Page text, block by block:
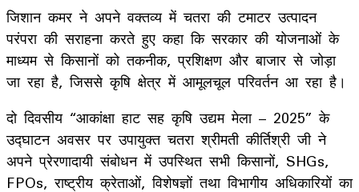
जिशान कमर ने अपने वक्तव्य में चतरा की टमाटर उत्पादन
परंपरा की सराहना करते हुए कहा कि सरकार की योजनाओं के
माध्यम से किसानों को तकनीक, प्रशिक्षण और बाजार से जोड़ा
जा रहा है, जिससे कृषि क्षेत्र में आमूलचूल परिवर्तन आ रहा है।
दो दिवसीय “आकांक्षा हाट सह कृषि उद्यम मेला – 2025” के
उद्घाटन अवसर पर उपायुक्त चतरा श्रीमती कीर्तिश्री जी ने
अपने प्रेरणादायी संबोधन में उपस्थित सभी किसानों, SHGs,
FPOs, राष्ट्रीय क्रेताओं, विशेषज्ञों तथा विभागीय अधिकारियों का